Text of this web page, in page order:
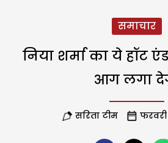
समाचार
निया शर्मा का ये हॉट
आग लगा
सरिता टीम फरवरी